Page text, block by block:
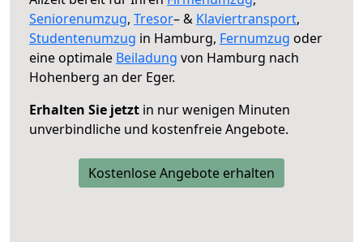
Seniorenumzug, Tresor– & Klaviertransport,
Studentenumzug in Hamburg, Fernumzug oder
eine optimale Beiladung von Hamburg nach
Hohenberg an der Eger.
Erhalten Sie jetzt in nur wenigen Minuten
unverbindliche und kostenfreie Angebote.
Kostenlose Angebote erhalten